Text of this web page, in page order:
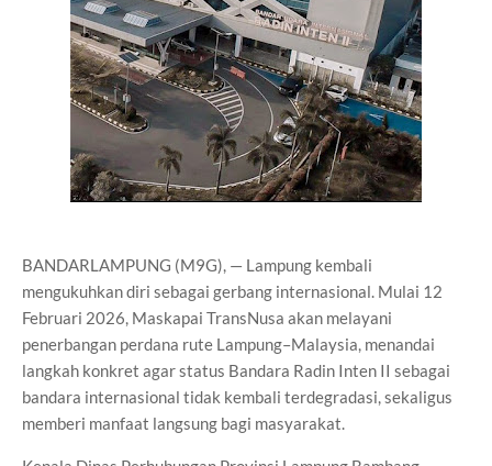
BANDARLAMPUNG (M9G), — Lampung kembali
mengukuhkan diri sebagai gerbang internasional. Mulai 12
Februari 2026, Maskapai TransNusa akan melayani
penerbangan perdana rute Lampung–Malaysia, menandai
langkah konkret agar status Bandara Radin Inten II sebagai
bandara internasional tidak kembali terdegradasi, sekaligus
memberi manfaat langsung bagi masyarakat.